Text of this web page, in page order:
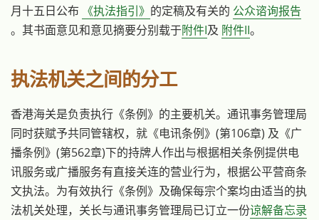
月十五日公布 《执法指引》 的定稿及有关的 公众谘询报告
。其书面意见和意见摘要分别载于附件I及 附件II。
执法机关之间的分工
香港海关是负责执行《条例》的主要机关。通讯事务管理局
同时获赋予共同管辖权，就《电讯条例》(第106章) 及《广
播条例》(第562章)下的持牌人作出与根据相关条例提供电
讯服务或广播服务有直接关连的营业行为，根据公平营商条
文执法。为有效执行《条例》及确保每宗个案均由适当的执
法机关处理，关长与通讯事务管理局已订立一份谅解备忘录